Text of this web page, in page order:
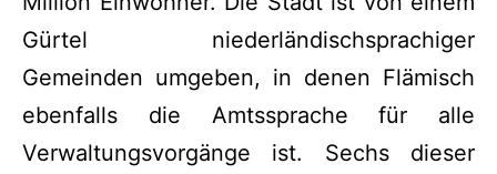
Gürtel niederländischsprachiger
Gemeinden umgeben, in denen Flämisch
ebenfalls die Amtssprache für alle
Verwaltungsvorgänge ist. Sechs dieser